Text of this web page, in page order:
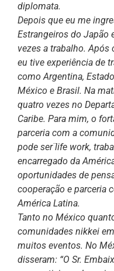
diplomata.
Depois que eu me
Estrangeiros do Japão
vezes a trabalho. Após
eu tive experiência de
como Argentina,
México e Brasil. Na
quatro vezes no
Caribe. Para mim, o
parceria com a
pode ser ̈life work,
encarregado da
oportunidades de
cooperação e parceria
América Latina.
Tanto no México
comunidades nikkei
muitos eventos. No
disseram: “O Sr.